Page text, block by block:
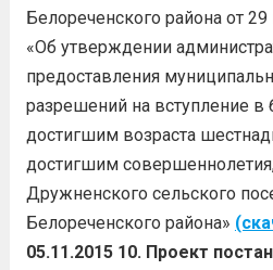
Белореченского района от
«Об утверждении
предоставления
разрешений на вступление в
достигшим возраста
достигшим
Дружненского сельского
Белореченского района»
05.11.2015 10. Проект